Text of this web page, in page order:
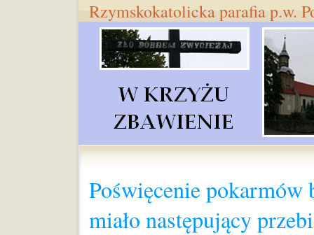
Rzymskokatolicka parafia p.w.
Poświęcenie pokarmów
miało następujący